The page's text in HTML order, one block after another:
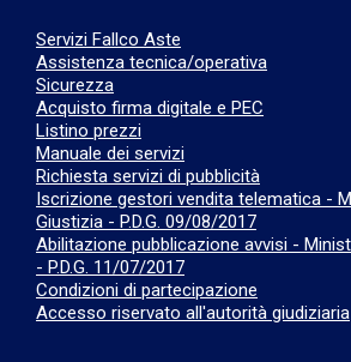
Servizi Fallco Aste
Assistenza tecnica/operativa
Sicurezza
Acquisto firma digitale e PEC
Listino prezzi
Manuale dei servizi
Richiesta servizi di pubblicità
Iscrizione gestori vendita telematica -
Giustizia - P.D.G. 09/08/2017
Abilitazione pubblicazione avvisi -
- P.D.G. 11/07/2017
Condizioni di partecipazione
Accesso riservato all'autorità giudiziaria